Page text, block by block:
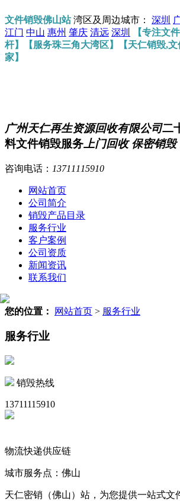
文件销毁佛山站湾区及周边城市： 深圳
江门 中山 惠州 肇庆 清远 深圳
【专注文
杆】【服务珠三角大湾区】【天仁销毁,
家】
广州天仁再生资源回收有限公司二
料文件销毁服务 上门回收 保密销
咨询电话： 13711115910
网站首页
公司简介
销毁产品目录
服务行业
客户案例
公司资质
新闻资讯
联系我们
您的位置： 网站首页 > 服务行业
服务行业
销毁热线
13711115910
物流快递供应链
城市服务点：佛山
天仁密销（佛山）站，为您提供一站式文